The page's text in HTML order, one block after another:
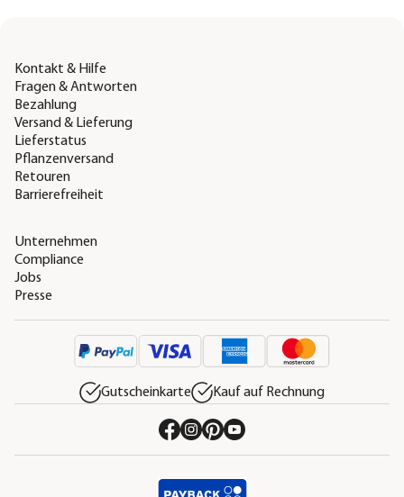
Kontakt & Hilfe
Fragen & Antworten
Bezahlung
Versand & Lieferung
Lieferstatus
Pflanzenversand
Retouren
Barrierefreiheit
Unternehmen
Compliance
Jobs
Presse
Gutscheinkarte Kauf auf Rechnung